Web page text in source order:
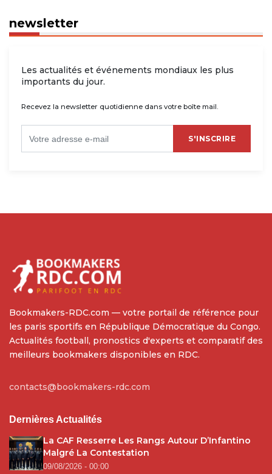
newsletter
Les actualités et événements mondiaux les plus
importants du jour.
Recevez la newsletter quotidienne dans votre boîte mail.
S'INSCRIRE
Bookmakers-RDC.com — votre portail de référence pour
les paris sportifs en République Démocratique du Congo.
Actualités football, pronostics d'experts et comparatif des
meilleurs bookmakers disponibles en RDC.
contacts@bookmakers-rdc.com
Dernières Actualités
La CAF Resserre Les Rangs Autour D’Infantino
Malgré La Contestation
09/08/2026 - 00:00